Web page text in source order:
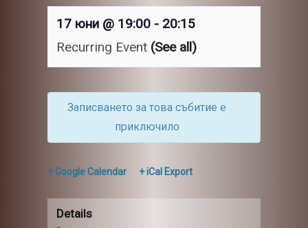
17 юни @ 19:00 - 20:15
Recurring Event (See all)
Записването за това събитие е
приключило
+ Google Calendar + iCal Export
Details